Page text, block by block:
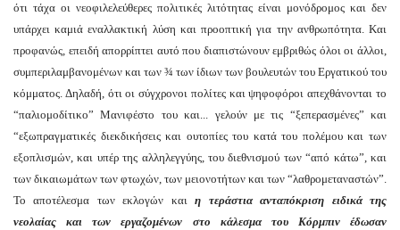
ότι τάχα οι νεοφιλελεύθερες πολιτικές λιτότητας είναι μονόδρομος και δεν
υπάρχει καμιά εναλλακτική λύση και προοπτική για την ανθρωπότητα. Και
προφανώς, επειδή απορρίπτει αυτό που διαπιστώνουν εμβριθώς όλοι οι άλλοι,
συμπεριλαμβανομένων και των ¾ των ίδιων των βουλευτών του Εργατικού του
κόμματος. Δηλαδή, ότι οι σύγχρονοι πολίτες και ψηφοφόροι απεχθάνονται το
“παλιομοδίτικο” Μανιφέστο του και... γελούν με τις “ξεπερασμένες” και
“εξωπραγματικές διεκδικήσεις και ουτοπίες του κατά του πολέμου και των
εξοπλισμών, και υπέρ της αλληλεγγύης, του διεθνισμού των “από κάτω”, και
των δικαιωμάτων των φτωχών, των μειονοτήτων και των “λαθρομεταναστών”.
Το αποτέλεσμα των εκλογών καιη τεράστια ανταπόκριση ειδικά της
νεολαίας και των εργαζομένων στο κάλεσμα του Κόρμπιν έδωσαν